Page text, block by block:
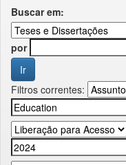
Buscar em:
por
Filtros correntes: